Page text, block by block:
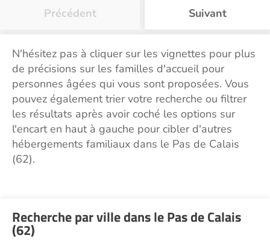
Précédent Suivant
N'hésitez pas à cliquer sur les vignettes pour plus
de précisions sur les familles d'accueil pour
personnes âgées qui vous sont proposées. Vous
pouvez également trier votre recherche ou filtrer
les résultats après avoir coché les options sur
l'encart en haut à gauche pour cibler d'autres
hébergements familiaux dans le Pas de Calais
(62).
Recherche par ville dans le Pas de Calais
(62)